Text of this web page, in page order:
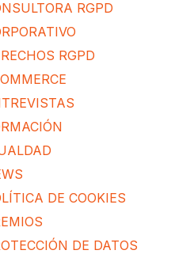
RGPD
RGPD
DE COOKIES
DE DATOS